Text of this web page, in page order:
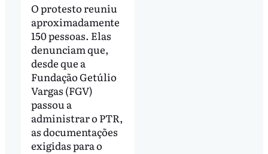
O protesto reuniu
aproximadamente
150 pessoas. Elas
denunciam que,
desde que a
Fundação Getúlio
Vargas (FGV)
passou a
administrar o PTR,
as documentações
exigidas para o